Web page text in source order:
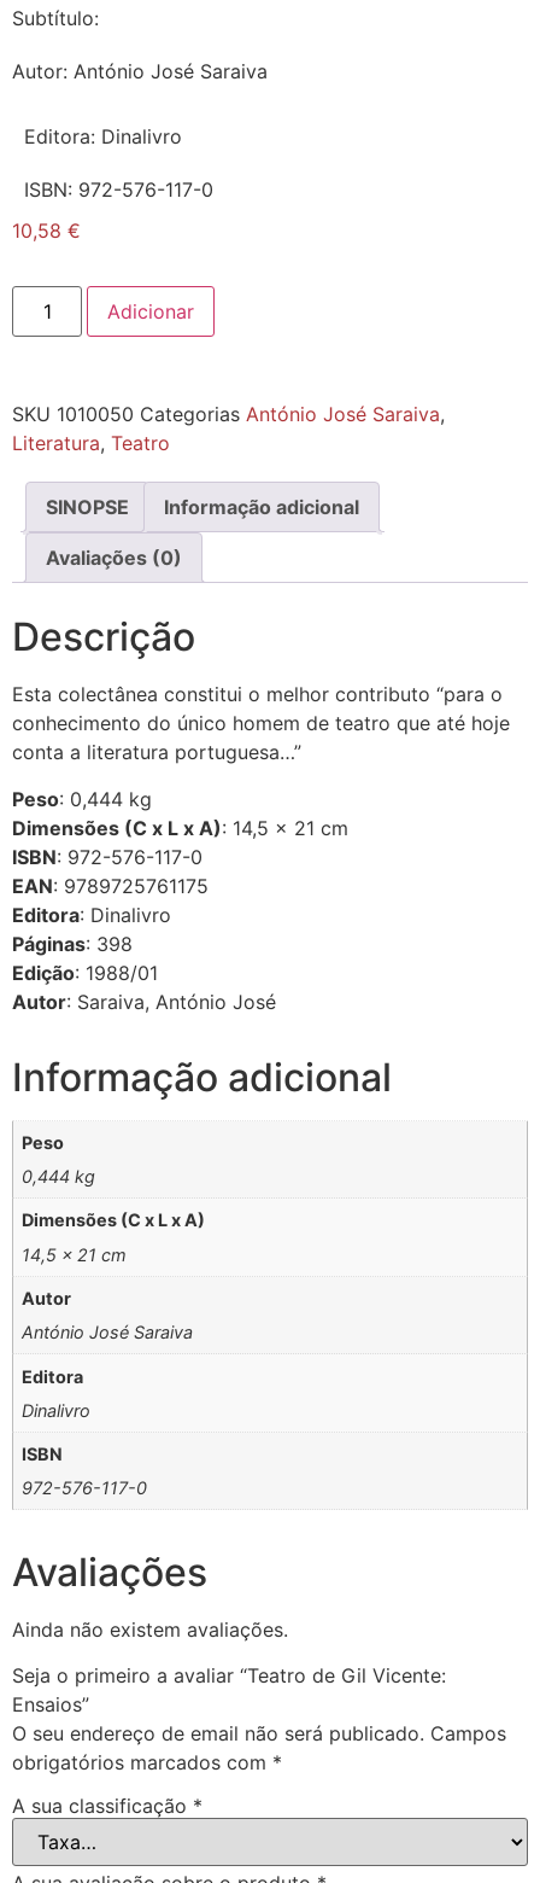
Subtítulo:
Autor: António José Saraiva
Editora: Dinalivro
ISBN: 972-576-117-0
10,58 €
Adicionar
SKU 1010050 Categorias António José Saraiva,
Literatura, Teatro
SINOPSE Informação adicional
Avaliações (0)
Descrição
Esta colectânea constitui o melhor contributo “para o
conhecimento do único homem de teatro que até hoje
conta a literatura portuguesa…”
Peso: 0,444 kg
Dimensões (C x L x A): 14,5 × 21 cm
ISBN: 972-576-117-0
EAN: 9789725761175
Editora: Dinalivro
Páginas: 398
Edição: 1988/01
Autor: Saraiva, António José
Informação adicional
Peso
0,444 kg
Dimensões (C x L x A)
14,5 × 21 cm
Autor
António José Saraiva
Editora
Dinalivro
ISBN
972-576-117-0
Avaliações
Ainda não existem avaliações.
Seja o primeiro a avaliar “Teatro de Gil Vicente:
Ensaios”
O seu endereço de email não será publicado. Campos
obrigatórios marcados com *
A sua classificação *